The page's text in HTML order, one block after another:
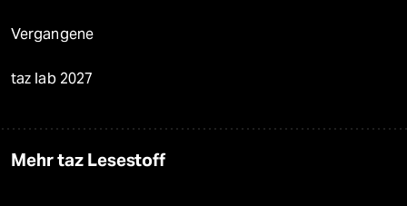
Vergangene
taz lab 2027
Mehr taz Lesestoff